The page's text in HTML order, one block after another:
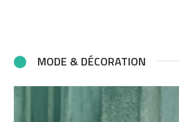
MODE & DÉCORATION